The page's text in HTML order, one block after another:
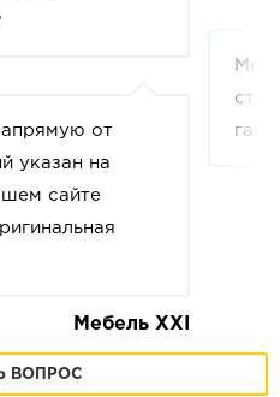
от
указан на
сайте
Мебель XXI
ВОПРОС